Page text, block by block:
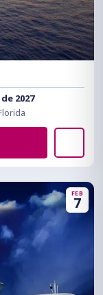
2027
FEB
7